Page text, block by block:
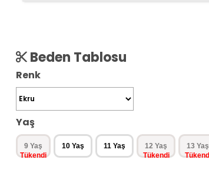
Beden Tablosu
Renk
Yaş
9 Yaş 10 Yaş 11 Yaş 12 Yaş 13 Yaş